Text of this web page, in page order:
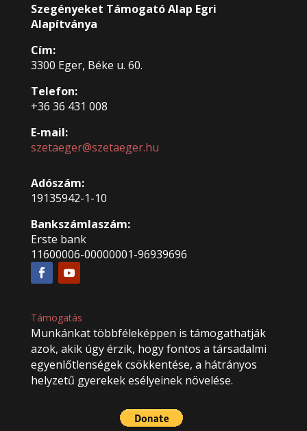
Szegényeket Támogató Alap Egri
Alapítványa
Cím:
3300 Eger, Béke u. 60.
Telefon:
+36 36 431 008
E-mail:
szetaeger@szetaeger.hu
Adószám:
19135942-1-10
Bankszámlaszám:
Erste bank
11600006-00000001-96939696
Támogatás
Munkánkat többféleképpen is támogathatják
azok, akik úgy érzik, hogy fontos a társadalmi
egyenlőtlenségek csökkentése, a hátrányos
helyzetű gyerekek esélyeinek növelése.